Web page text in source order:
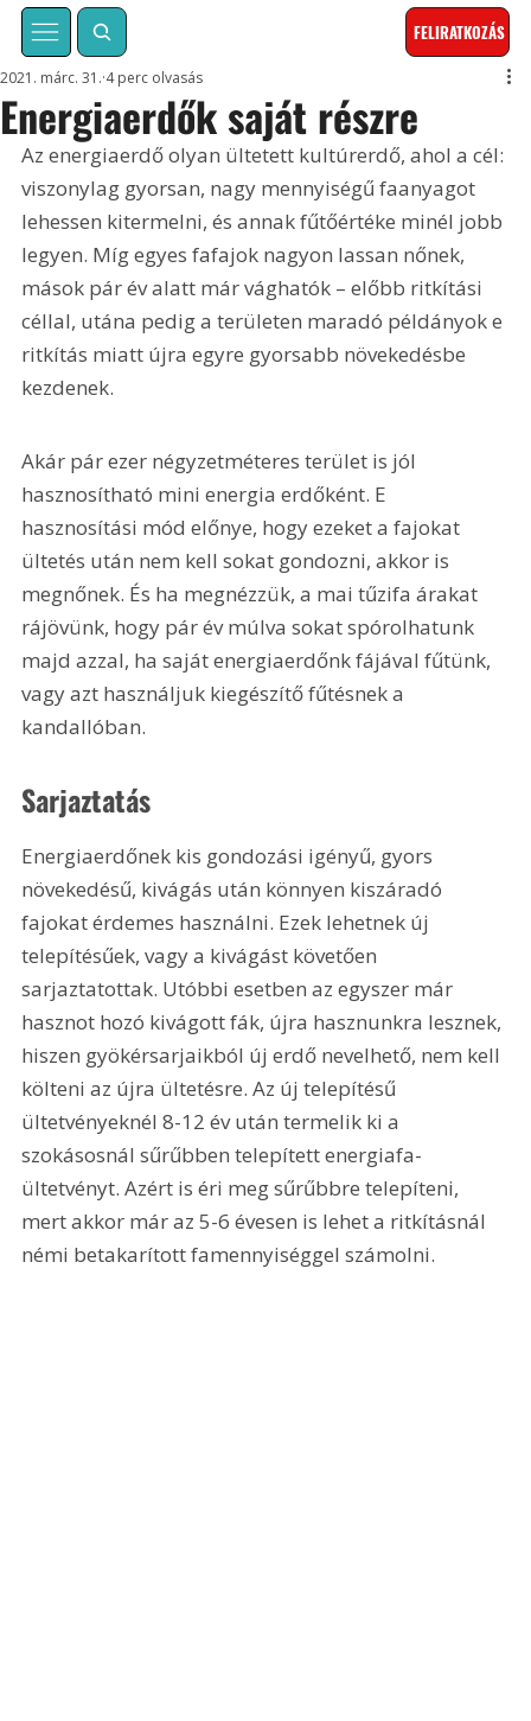
FELIRATKOZÁS
Energiaerdők saját részre
2021. márc. 31. 4 perc olvasás
Az energiaerdő olyan ültetett kultúrerdő, ahol a cél:
viszonylag gyorsan, nagy mennyiségű faanyagot
lehessen kitermelni, és annak fűtőértéke minél jobb
legyen. Míg egyes fafajok nagyon lassan nőnek,
mások pár év alatt már vághatók – előbb ritkítási
céllal, utána pedig a területen maradó példányok e
ritkítás miatt újra egyre gyorsabb növekedésbe
kezdenek.
Akár pár ezer négyzetméteres terület is jól
hasznosítható mini energia erdőként. E
hasznosítási mód előnye, hogy ezeket a fajokat
ültetés után nem kell sokat gondozni, akkor is
megnőnek. És ha megnézzük, a mai tűzifa árakat
rájövünk, hogy pár év múlva sokat spórolhatunk
majd azzal, ha saját energiaerdőnk fájával fűtünk,
vagy azt használjuk kiegészítő fűtésnek a
kandallóban.
Sarjaztatás
Energiaerdőnek kis gondozási igényű, gyors
növekedésű, kivágás után könnyen kiszáradó
fajokat érdemes használni. Ezek lehetnek új
telepítésűek, vagy a kivágást követően
sarjaztatottak. Utóbbi esetben az egyszer már
hasznot hozó kivágott fák, újra hasznunkra lesznek,
hiszen gyökérsarjaikból új erdő nevelhető, nem kell
költeni az újra ültetésre. Az új telepítésű
ültetvényeknél 8-12 év után termelik ki a
szokásosnál sűrűbben telepített energiafa-
ültetvényt. Azért is éri meg sűrűbbre telepíteni,
mert akkor már az 5-6 évesen is lehet a ritkításnál
némi betakarított famennyiséggel számolni.